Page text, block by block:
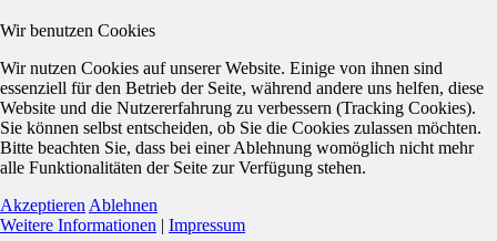
Wir benutzen Cookies
Wir nutzen Cookies auf unserer Website. Einige von ihnen sind
essenziell für den Betrieb der Seite, während andere uns helfen, diese
Website und die Nutzererfahrung zu verbessern (Tracking Cookies).
Sie können selbst entscheiden, ob Sie die Cookies zulassen möchten.
Bitte beachten Sie, dass bei einer Ablehnung womöglich nicht mehr
alle Funktionalitäten der Seite zur Verfügung stehen.
Akzeptieren Ablehnen
Weitere Informationen | Impressum